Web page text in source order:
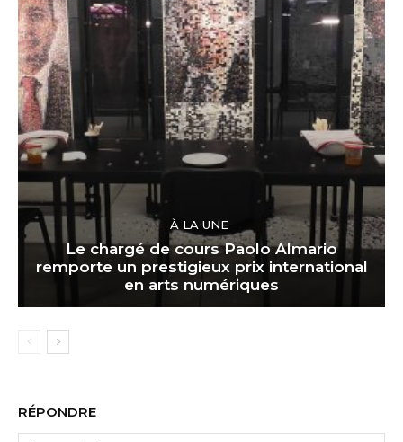
À LA UNE
Le chargé de cours Paolo Almario
remporte un prestigieux prix international
en arts numériques
RÉPONDRE